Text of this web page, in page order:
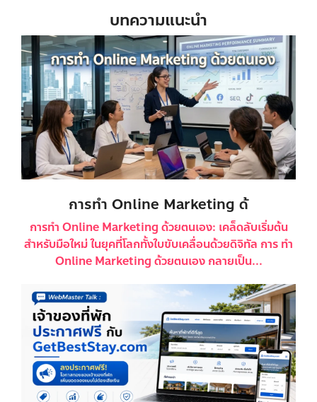
บทความแนะนำ
การทำ Online Marketing ด้
การทำ Online Marketing ด้วยตนเอง: เคล็ดลับเริ่มต้น
สำหรับมือใหม่ ในยุคที่โลกทั้งใบขับเคลื่อนด้วยดิจิทัล การ ทำ
Online Marketing ด้วยตนเอง กลายเป็น...